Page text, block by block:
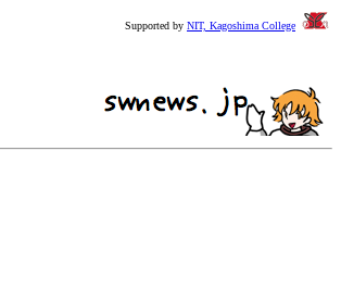
Supported by NIT, Kagoshima College